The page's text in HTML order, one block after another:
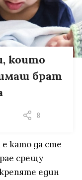
които
брат
8
като да сте
срещу
един